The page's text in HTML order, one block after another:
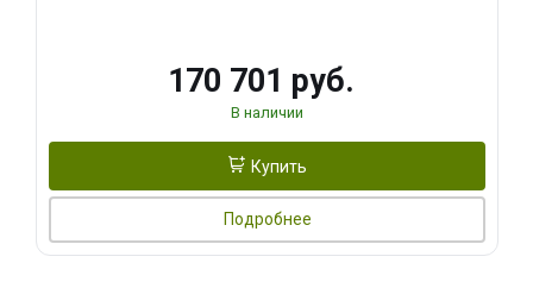
170 701 руб.
В наличии
Купить
Подробнее